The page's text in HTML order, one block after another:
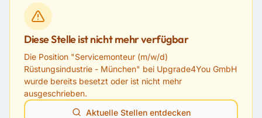
Diese Stelle ist nicht mehr verfügbar
Die Position "Servicemonteur (m/w/d)
Rüstungsindustrie - München" bei Upgrade4You GmbH
wurde bereits besetzt oder ist nicht mehr
ausgeschrieben.
Aktuelle Stellen entdecken